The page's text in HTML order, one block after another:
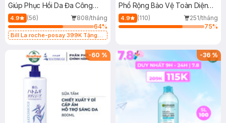
Giúp Phục Hồi Da Đa Công
Dụng 40ml
4.9 (56)
808/tháng
64%
Bill La roche-posay 399K Tặng
(SL có hạn)
Phổ Rộng Bảo Vệ Toàn Diện
40ml
4.9 (110)
251/tháng
75%
-60 % -36%